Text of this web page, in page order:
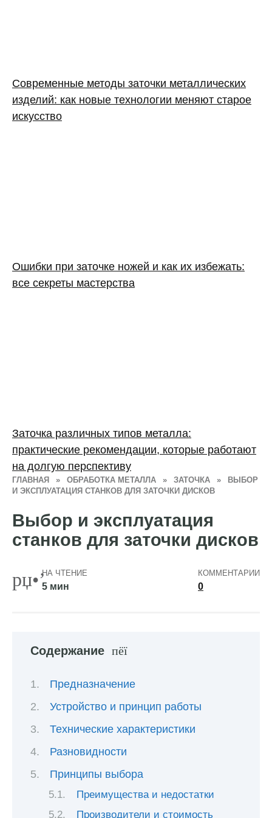
ГЛАВНАЯ » ОБРАБОТКА МЕТАЛЛА » ЗАТОЧКА »
ВЫБОР
И ЭКСПЛУАТАЦИЯ СТАНКОВ ДЛЯ ЗАТОЧКИ ДИСКОВ
Выбор и эксплуатация
станков для заточки дисков
НА ЧТЕНИЕ
5 мин
КОММЕНТАРИИ
0
Содержание
Предназначение
Устройство и принцип работы
Технические характеристики
Разновидности
Принципы выбора
Преимущества и недостатки
Производители и стоимость
Современные методы заточки металлических
изделий: как новые технологии меняют старое
искусство
Ошибки при заточке ножей и как их избежать:
все секреты мастерства
Заточка различных типов металла:
практические рекомендации, которые работают
на долгую перспективу